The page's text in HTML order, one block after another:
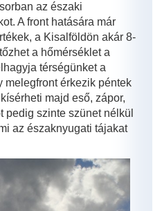
az északi
A front hatására már
a Kisalföldön akár 8-
a hőmérséklet a
térségünket a
melegfront érkezik péntek
majd eső, zápor,
pedig szinte szünet nélkül
az északnyugati tájakat